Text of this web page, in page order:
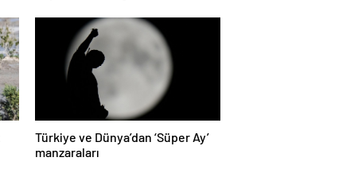
Türkiye ve Dünya’dan ‘Süper Ay’
manzaraları